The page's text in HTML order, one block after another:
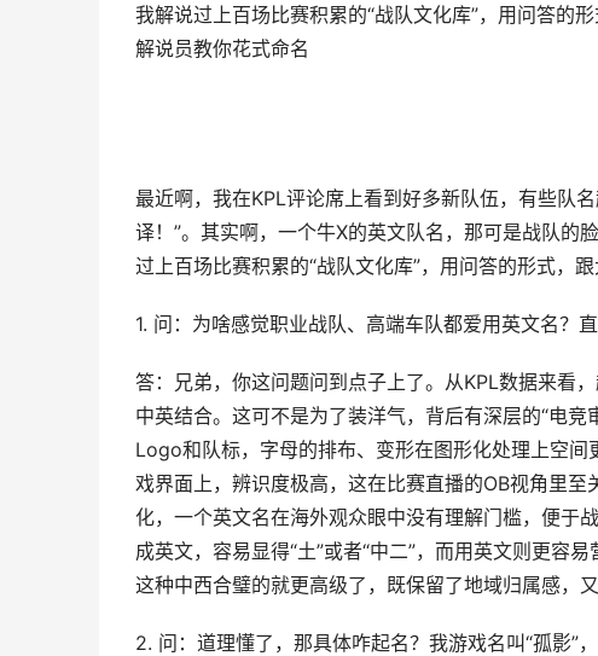
我解说过上百场比赛积累的“战队文化库”，用问答的
解说员教你花式命名
最近啊，我在KPL评论席上看到好多新队伍，有些队
译！”。其实啊，一个牛X的英文队名，那可是战队的
过上百场比赛积累的“战队文化库”，用问答的形式，
1. 问：为啥感觉职业战队、高端车队都爱用英文名？
答：兄弟，你这问题问到点子上了。从KPL数据来看
中英结合。这可不是为了装洋气，背后有深层的“电
Logo和队标，字母的排布、变形在图形化处理上空
戏界面上，辨识度极高，这在比赛直播的OB视角里
化，一个英文名在海外观众眼中没有理解门槛，便于
成英文，容易显得“土”或者“中二”，而用英文则更容
这种中西合璧的就更高级了，既保留了地域归属感，
2. 问：道理懂了，那具体咋起名？我游戏名叫“孤影”